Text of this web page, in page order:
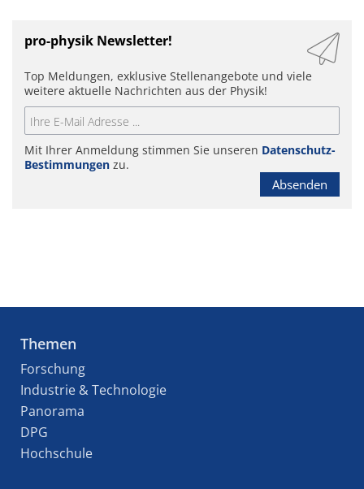
pro-physik Newsletter!
Top Meldungen, exklusive Stellenangebote und viele
weitere aktuelle Nachrichten aus der Physik!
Mit Ihrer Anmeldung stimmen Sie unseren Datenschutz-
Bestimmungen zu.
Absenden
Themen
Forschung
Industrie & Technologie
Panorama
DPG
Hochschule